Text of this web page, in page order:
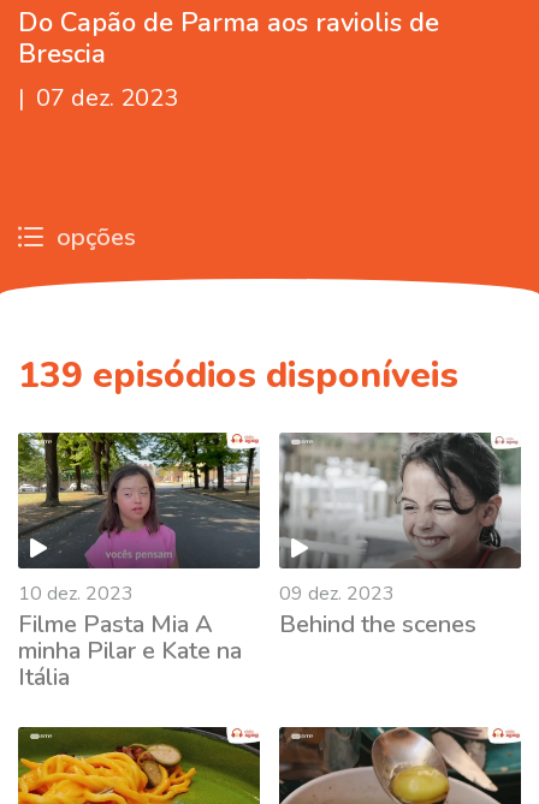
Do Capão de Parma aos raviolis de
Brescia
| 07 dez. 2023
opções
139 episódios disponíveis
10 dez. 2023
Filme Pasta Mia A
minha Pilar e Kate na
Itália
09 dez. 2023
Behind the scenes